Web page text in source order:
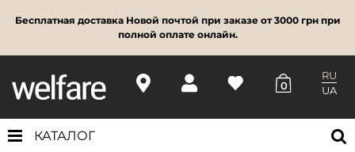
Бесплатная доставка Новой почтой при заказе от 3000 грн при
полной оплате онлайн.
0
RU
UA
КАТАЛОГ